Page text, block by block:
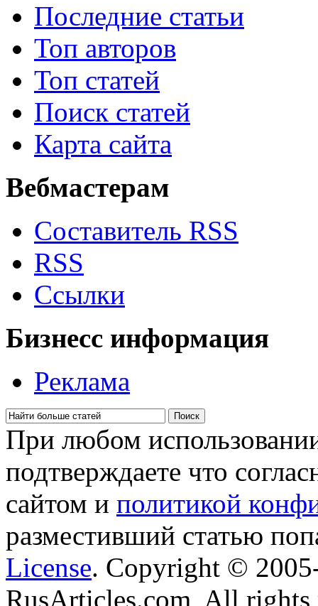
Последние статьи
Топ авторов
Топ статей
Поиск статей
Карта сайта
Вебмастерам
Составитель RSS
RSS
Сcылки
Бизнесс информация
Реклама
При любом
подтверждаете что
сайтом и политикой
разместивший статью
License. Copyright ©
RusArticles.com, All rights